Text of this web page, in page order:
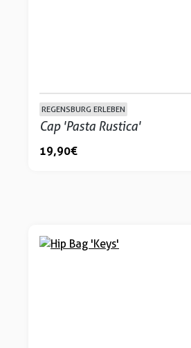
REGENSBURG ERLEBEN
Cap 'Pasta Rustica'
19,90 €